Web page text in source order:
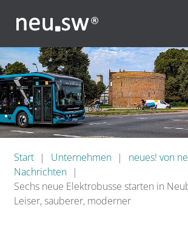
Start Unternehmen
neues! von
Nachrichten
Sechs neue Elektrobusse starten in
Leiser, sauberer, moderner